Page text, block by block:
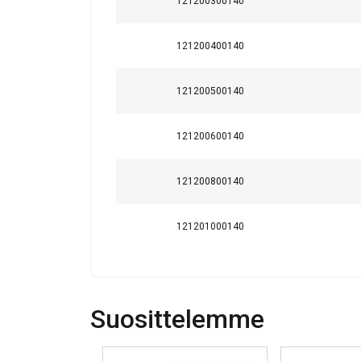
121200400140
121200500140
121200600140
121200800140
121201000140
Suosittelemme
tietoja
muihin tietoihin,